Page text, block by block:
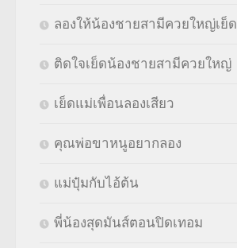
ลองให้น้องชายสามีควยใหญ่เย็ด
ติดใจเย็ดน้องชายสามีควยใหญ่
เย็ดแม่เพื่อนลองเสียว
คุณพ่อขาหนูอยากลอง
แม่ปุ๋มกับไอ้ต้น
พี่น้องสุดมันส์ตอนปิดเทอม